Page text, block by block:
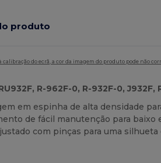
produto
calibração do ecrã, a cor da imagem do produto pode não
R-962F-0, R-932F-0, J932F,
em espinha de alta densidade
de fácil manutenção para baixo
com pinças para uma